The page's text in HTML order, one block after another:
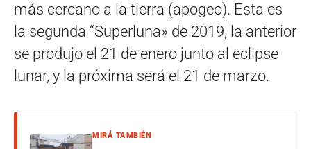
más cercano a la tierra (apogeo). Esta es
la segunda “Superluna» de 2019, la anterior
se produjo el 21 de enero junto al eclipse
lunar, y la próxima será el 21 de marzo.
MIRÁ TAMBIÉN